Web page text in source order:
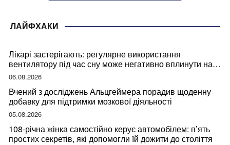
ЛАЙФХАКИ
Лікарі застерігають: регулярне використання
вентилятору під час сну може негативно вплинути на
ваше здоров’я
06.08.2026
Вчений з досліджень Альцгеймера порадив щоденну
добавку для підтримки мозкової діяльності
05.08.2026
108-річна жінка самостійно керує автомобілем: п’ять
простих секретів, які допомогли їй дожити до століття